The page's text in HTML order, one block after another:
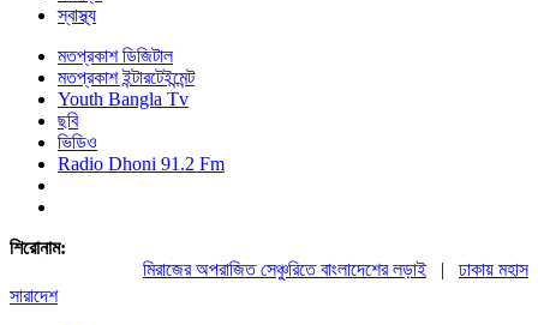
স্বাস্থ্য
মতপ্রকাশ ডিজিটাল
মতপ্রকাশ ইন্টারটেইন্মেন্ট
Youth Bangla Tv
ছবি
ভিডিও
Radio Dhoni 91.2 Fm
শিরোনাম:
মিরাজের অপরাজিত সেঞ্চুরিতে বাংলাদেশের লড়াই|
ঢাকায়
সারাদেশ